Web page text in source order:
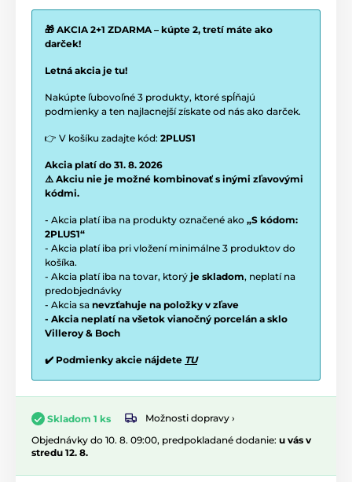
🎁 AKCIA 2+1 ZDARMA – kúpte 2, tretí máte ako
darček!
Letná akcia je tu!
Nakúpte ľubovoľné 3 produkty, ktoré spĺňajú
podmienky a ten najlacnejší získate od nás ako darček.
👉 V košíku zadajte kód: 2PLUS1
Akcia platí do 31. 8. 2026
⚠️ Akciu nie je možné kombinovať s inými zľavovými
kódmi.
- Akcia platí iba na produkty označené ako „S kódom:
2PLUS1“
- Akcia platí iba pri vložení minimálne 3 produktov do
košíka.
- Akcia platí iba na tovar, ktorý je skladom, neplatí na
predobjednávky
- Akcia sa nevzťahuje na položky v zľave
- Akcia neplatí na všetok vianočný porcelán a sklo
Villeroy & Boch
✔️ Podmienky akcie nájdete TU
Skladom 1 ks
Možnosti dopravy ›
Objednávky do 10. 8. 09:00, predpokladané dodanie: u vás v
stredu 12. 8.